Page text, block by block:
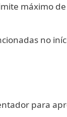
máximo
no
para